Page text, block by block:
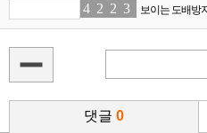
48 2 2 36 보이는 도배방
댓글 0